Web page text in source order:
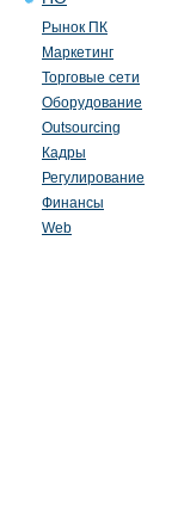
Рынок ПК
Маркетинг
Торговые сети
Оборудование
Outsourcing
Кадры
Регулирование
Финансы
Web